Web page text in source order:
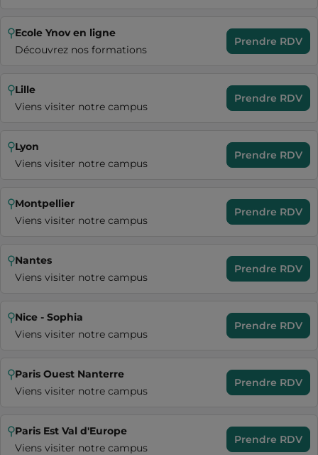
Ecole Ynov en ligne
Découvrez nos formations
Prendre RDV
Lille
Viens visiter notre campus
Prendre RDV
Lyon
Viens visiter notre campus
Prendre RDV
Montpellier
Viens visiter notre campus
Prendre RDV
Nantes
Viens visiter notre campus
Prendre RDV
Nice - Sophia
Viens visiter notre campus
Prendre RDV
Paris Ouest Nanterre
Viens visiter notre campus
Prendre RDV
Paris Est Val d'Europe
Viens visiter notre campus
Prendre RDV